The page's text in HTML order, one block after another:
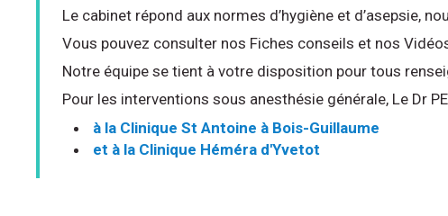
Le cabinet répond aux normes d’hygiène et d’asepsie,
Vous pouvez consulter nos Fiches conseils et nos
Notre équipe se tient à votre disposition pour tous
Pour les interventions sous anesthésie générale, Le Dr
à la Clinique St Antoine à Bois-Guillaume
et à la Clinique Héméra d'Yvetot